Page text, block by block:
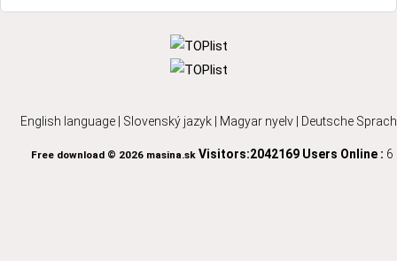
English language Slovenský jazyk Magyar nyelv Deutsche
Free download © 2026 masina.skVisitors:2042169 Users Online : 6